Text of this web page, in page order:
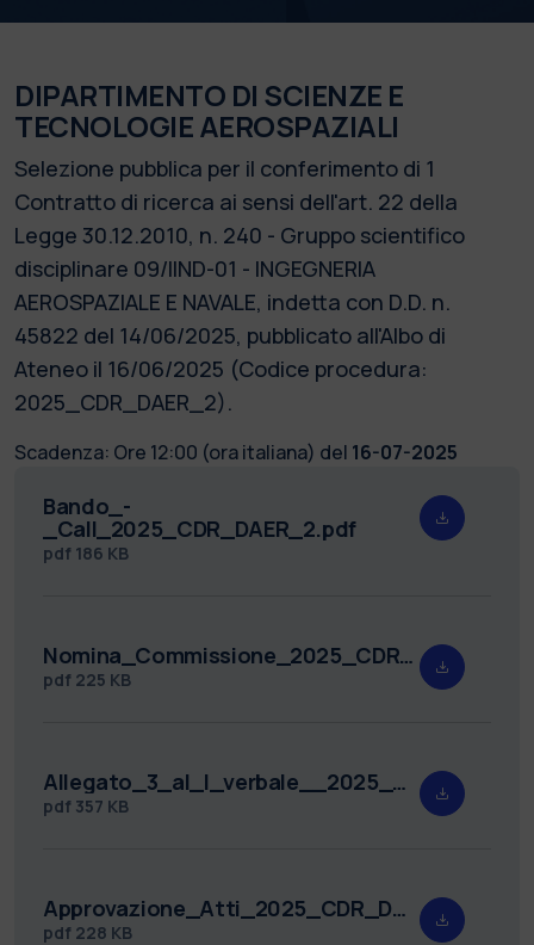
DIPARTIMENTO DI SCIENZE E
TECNOLOGIE AEROSPAZIALI
Selezione pubblica per il conferimento di 1
Contratto di ricerca ai sensi dell'art. 22 della
Legge 30.12.2010, n. 240 - Gruppo scientifico
disciplinare 09/IIND-01 - INGEGNERIA
AEROSPAZIALE E NAVALE, indetta con D.D. n.
45822 del 14/06/2025, pubblicato all'Albo di
Ateneo il 16/06/2025 (Codice procedura:
2025_CDR_DAER_2).
Scadenza: Ore 12:00 (ora italiana) del 16-07-2025
Bando_-
_Call_2025_CDR_DAER_2.pdf
pdf 186 KB
Nomina_Commissione_2025_CDR_DAER_2.pdf
pdf 225 KB
Allegato_3_al_I_verbale__2025_CDR_DAER_2.pdf
pdf 357 KB
Approvazione_Atti_2025_CDR_DAER_2.pdf
pdf 228 KB